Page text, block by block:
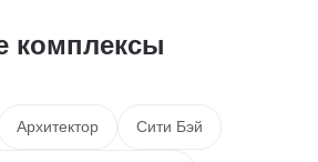
комплексы
Архитектор Сити Бэй